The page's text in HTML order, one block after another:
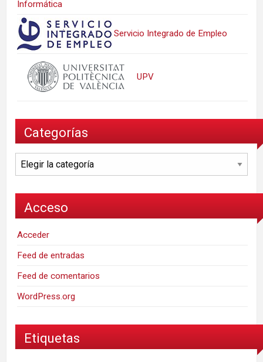
Informática
Servicio Integrado de Empleo
UPV
Categorías
Categorías
Acceso
Acceder
Feed de entradas
Feed de comentarios
WordPress.org
Etiquetas